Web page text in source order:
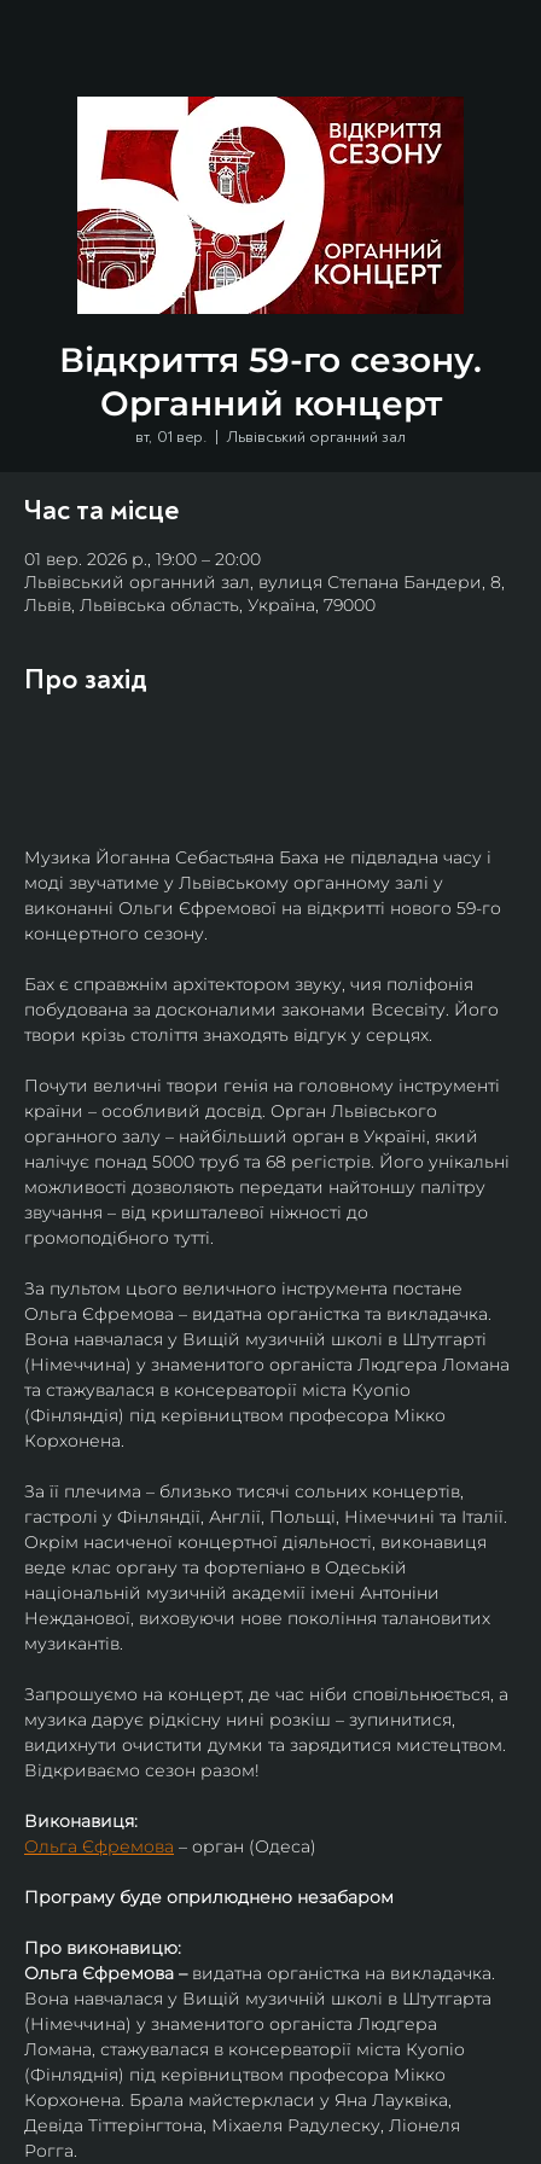
Відкриття 59-го сезону.
Органний концерт
вт, 01 вер.
  |
Львівський органний зал
Час та місце
01 вер. 2026 р., 19:00 – 20:00
Львівський органний зал, вулиця Степана Бандери, 8,
Львів, Львівська область, Україна, 79000
Про захід
Музика Йоганна Себастьяна Баха не підвладна часу і
моді звучатиме у Львівському органному залі у
виконанні Ольги Єфремової на відкритті нового 59-го
концертного сезону.
Бах є справжнім архітектором звуку, чия поліфонія
побудована за досконалими законами Всесвіту. Його
твори крізь століття знаходять відгук у серцях.
Почути величні твори генія на головному інструменті
країни – особливий досвід. Орган Львівського
органного залу – найбільший орган в Україні, який
налічує понад 5000 труб та 68 регістрів. Його унікальні
можливості дозволяють передати найтоншу палітру
звучання – від кришталевої ніжності до
громоподібного тутті.
За пультом цього величного інструмента постане
Ольга Єфремова – видатна органістка та викладачка.
Вона навчалася у Вищій музичній школі в Штутгарті
(Німеччина) у знаменитого органіста Людгера Ломана
та стажувалася в консерваторії міста Куопіо
(Фінляндія) під керівництвом професора Мікко
Корхонена.
За її плечима – близько тисячі сольних концертів,
гастролі у Фінляндії, Англії, Польщі, Німеччині та Італії.
Окрім насиченої концертної діяльності, виконавиця
веде клас органу та фортепіано в Одеській
національній музичній академії імені Антоніни
Нежданової, виховуючи нове покоління талановитих
музикантів.
Запрошуємо на концерт, де час ніби сповільнюється, а
музика дарує рідкісну нині розкіш – зупинитися,
видихнути очистити думки та зарядитися мистецтвом.
Відкриваємо сезон разом!
Виконавиця:
Ольга Єфремова – орган (Одеса)
Програму буде оприлюднено незабаром
Про виконавицю:
Ольга Єфремова – видатна органістка на викладачка.
Вона навчалася у Вищій музичній школі в Штутгарта
(Німеччина) у знаменитого органіста Людгера
Ломана, стажувалася в консерваторії міста Куопіо
(Фінляднія) під керівництвом професора Мікко
Корхонена. Брала майстеркласи у Яна Лауквіка,
Девіда Тіттерінгтона, Міхаеля Радулеску, Ліонеля
Рогга.